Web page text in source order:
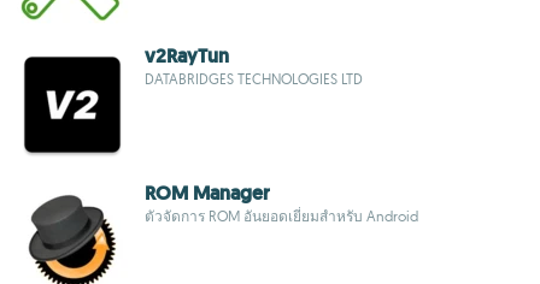
v2RayTun
DATABRIDGES TECHNOLOGIES LTD
ROM Manager
ตัวจัดการ ROM อันยอดเยี่ยมสำหรับ Android